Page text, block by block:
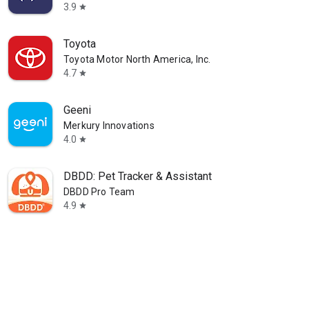
3.9 star
Toyota
Toyota Motor North America, Inc.
4.7 star
Geeni
Merkury Innovations
4.0 star
DBDD: Pet Tracker & Assistant
DBDD Pro Team
4.9 star